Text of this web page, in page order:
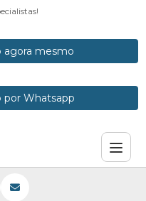
agora mesmo
por Whatsapp